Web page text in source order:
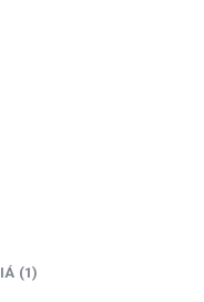
(1)